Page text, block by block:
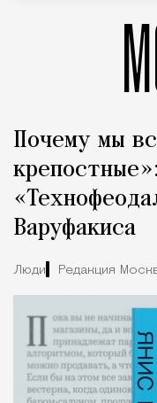
Почему мы
Варуфакиса
Люди Редакция